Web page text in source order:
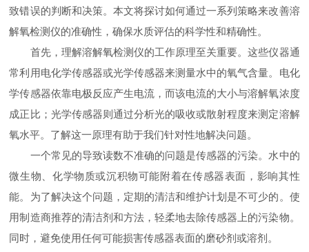
致错误的判断和决策。本文将探讨如何通过一系列策略来改善溶
解氧检测仪的准确性，确保水质评估的科学性和精确性。
首先，理解溶解氧检测仪的工作原理至关重要。这些仪器通
常利用电化学传感器或光学传感器来测量水中的氧气含量。电化
学传感器依靠电极反应产生电流，而该电流的大小与溶解氧浓度
成正比；光学传感器则通过分析光的吸收或散射程度来测定溶解
氧水平。了解这一原理有助于我们针对性地解决问题。
一个常见的导致读数不准确的问题是传感器的污染。水中的
微生物、化学物质或沉积物可能附着在传感器表面，影响其性
能。为了解决这个问题，定期的清洁和维护计划是不可少的。使
用制造商推荐的清洁剂和方法，轻柔地去除传感器上的污染物。
同时，避免使用任何可能损害传感器表面的磨砂剂或溶剂。